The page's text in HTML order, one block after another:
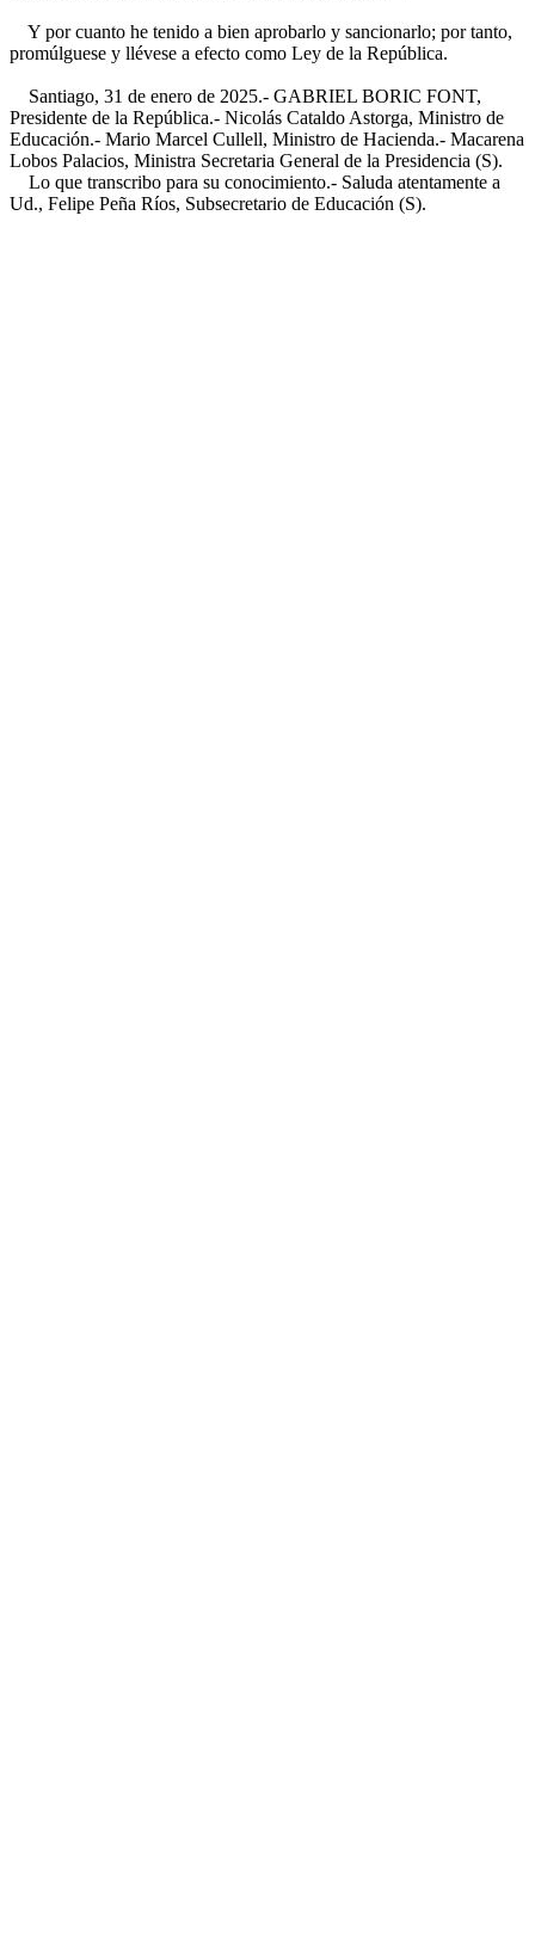
Y por cuanto he tenido a bien aprobarlo y sancionarlo; por tanto,
promúlguese y llévese a efecto como Ley de la República.
Santiago, 31 de enero de 2025.- GABRIEL BORIC FONT,
Presidente de la República.- Nicolás Cataldo Astorga, Ministro de
Educación.- Mario Marcel Cullell, Ministro de Hacienda.- Macarena
Lobos Palacios, Ministra Secretaria General de la Presidencia (S).
Lo que transcribo para su conocimiento.- Saluda atentamente a
Ud., Felipe Peña Ríos, Subsecretario de Educación (S).